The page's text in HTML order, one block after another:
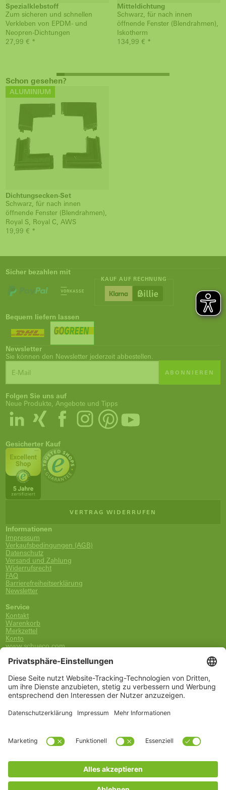
Spezialklebstoff
Zum sicheren und schnellen
Verkleben von EPDM- und
Neopren-Dichtungen
27,99 € *
Mitteldichtung
Schwarz, für nach innen
öffnende Fenster (Blendrahmen),
Iskotherm
134,99 € *
Schon gesehen?
ALUMINIUM
Dichtungsecken-Set
Schwarz, für nach innen
öffnende Fenster (Blendrahmen),
Royal S, Royal C, AWS
19,99 € *
Sicher bezahlen mit
KAUF AUF RECHNUNG
Bequem liefern lassen
Newsletter
Sie können den Newsletter jederzeit abbestellen.
ABONNIEREN
Folgen Sie uns auf
Neue Produkte, Angebote und Tipps
Gesicherter Kauf
VERTRAG WIDERRUFEN
Informationen
Impressum
Verkaufsbedingungen (AGB)
Datenschutz
Versand und Zahlung
Widerrufsrecht
FAQ
Barrierefreiheitserklärung
Newsletter
Service
Kontakt
Warenkorb
Merkzettel
Konto
www.schueco.com
0800-400-4007
kostenlos aus dem dt. Festnetz
Unsere Marken
Alle Marken
Schüco International KG
Kategorien
Griffe
Wartung, Pflege und Lüftung
Einbruchschutz
FSB Griffe